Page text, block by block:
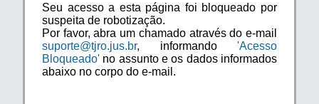
Seu acesso a esta página foi bloqueado por
suspeita de robotização.
Por favor, abra um chamado através do e-mail
suporte@tjro.jus.br, informando 'Acesso
Bloqueado' no assunto e os dados informados
abaixo no corpo do e-mail.